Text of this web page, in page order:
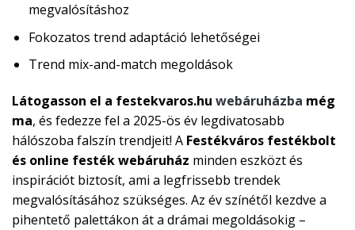
megvalósításhoz
Fokozatos trend adaptáció lehetőségei
Trend mix-and-match megoldások
Látogasson el a festekvaros.hu webáruházba még
ma, és fedezze fel a 2025-ös év legdivatosabb
hálószoba falszín trendjeit! A Festékváros festékbolt
és online festék webáruház minden eszközt és
inspirációt biztosít, ami a legfrissebb trendek
megvalósításához szükséges. Az év színétől kezdve a
pihentető palettákon át a drámai megoldásokig –